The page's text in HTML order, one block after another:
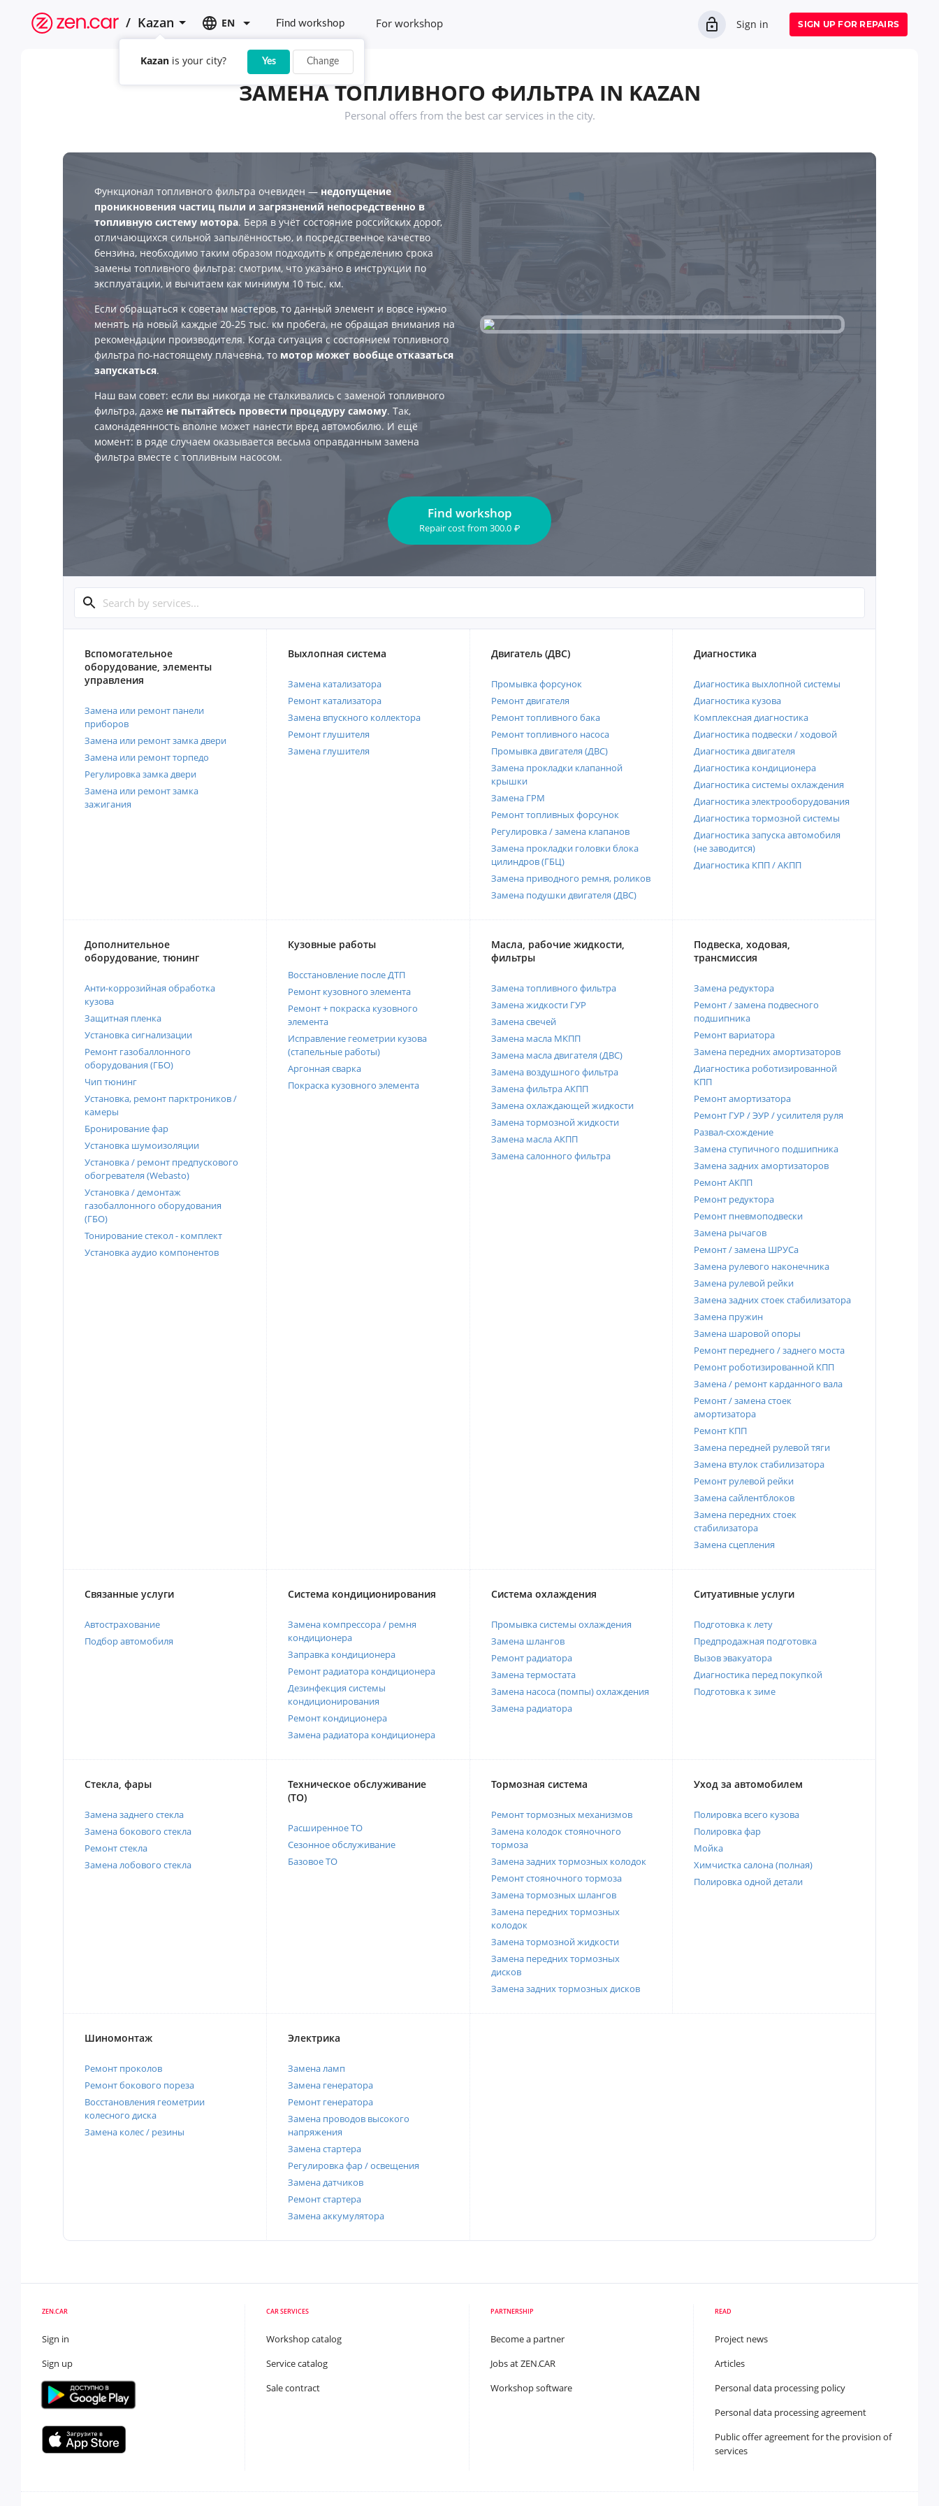
/ Kazan
Kazan is your city? Yes Change
EN Find workshop For workshop Sign in SIGN UP FOR REPAIRS
ЗАМЕНА ТОПЛИВНОГО ФИЛЬТРА IN KAZAN
Personal offers from the best car services in the city.
Функционал топливного фильтра очевиден — недопущение
проникновения частиц пыли и загрязнений непосредственно в
топливную систему мотора. Беря в учёт состояние российских дорог,
отличающихся сильной запылённостью, и посредственное качество
бензина, необходимо таким образом подходить к определению срока
замены топливного фильтра: смотрим, что указано в инструкции по
эксплуатации, и вычитаем как минимум 10 тыс. км.
Если обращаться к советам мастеров, то данный элемент и вовсе нужно
менять на новый каждые 20-25 тыс. км пробега, не обращая внимания на
рекомендации производителя. Когда ситуация с состоянием топливного
фильтра по-настоящему плачевна, то мотор может вообще отказаться
запускаться.
Наш вам совет: если вы никогда не сталкивались с заменой топливного
фильтра, даже не пытайтесь провести процедуру самому. Так,
самонадеянность вполне может нанести вред автомобилю. И ещё
момент: в ряде случаем оказывается весьма оправданным замена
фильтра вместе с топливным насосом.
Find workshop
Repair costfrom 300.0 ₽
Вспомогательное
оборудование, элементы
управления
Замена или ремонт панели
приборов
Замена или ремонт замка двери
Замена или ремонт торпедо
Регулировка замка двери
Замена или ремонт замка
зажигания
Выхлопная система
Замена катализатора
Ремонт катализатора
Замена впускного коллектора
Ремонт глушителя
Замена глушителя
Двигатель (ДВС)
Промывка форсунок
Ремонт двигателя
Ремонт топливного бака
Ремонт топливного насоса
Промывка двигателя (ДВС)
Замена прокладки клапанной
крышки
Замена ГРМ
Ремонт топливных форсунок
Регулировка / замена клапанов
Замена прокладки головки блока
цилиндров (ГБЦ)
Замена приводного ремня, роликов
Замена подушки двигателя (ДВС)
Диагностика
Диагностика выхлопной системы
Диагностика кузова
Комплексная диагностика
Диагностика подвески / ходовой
Диагностика двигателя
Диагностика кондиционера
Диагностика системы охлаждения
Диагностика электрооборудования
Диагностика тормозной системы
Диагностика запуска автомобиля
(не заводится)
Диагностика КПП / АКПП
Дополнительное
оборудование, тюнинг
Анти-коррозийная обработка
кузова
Защитная пленка
Установка сигнализации
Ремонт газобаллонного
оборудования (ГБО)
Чип тюнинг
Установка, ремонт парктроников /
камеры
Бронирование фар
Установка шумоизоляции
Установка / ремонт предпускового
обогревателя (Webasto)
Установка / демонтаж
газобаллонного оборудования
(ГБО)
Тонирование стекол - комплект
Установка аудио компонентов
Кузовные работы
Восстановление после ДТП
Ремонт кузовного элемента
Ремонт + покраска кузовного
элемента
Исправление геометрии кузова
(стапельные работы)
Аргонная сварка
Покраска кузовного элемента
Масла, рабочие жидкости,
фильтры
Замена топливного фильтра
Замена жидкости ГУР
Замена свечей
Замена масла МКПП
Замена масла двигателя (ДВС)
Замена воздушного фильтра
Замена фильтра АКПП
Замена охлаждающей жидкости
Замена тормозной жидкости
Замена масла АКПП
Замена салонного фильтра
Подвеска, ходовая,
трансмиссия
Замена редуктора
Ремонт / замена подвесного
подшипника
Ремонт вариатора
Замена передних амортизаторов
Диагностика роботизированной
КПП
Ремонт амортизатора
Ремонт ГУР / ЭУР / усилителя руля
Развал-схождение
Замена ступичного подшипника
Замена задних амортизаторов
Ремонт АКПП
Ремонт редуктора
Ремонт пневмоподвески
Замена рычагов
Ремонт / замена ШРУСа
Замена рулевого наконечника
Замена рулевой рейки
Замена задних стоек стабилизатора
Замена пружин
Замена шаровой опоры
Ремонт переднего / заднего моста
Ремонт роботизированной КПП
Замена / ремонт карданного вала
Ремонт / замена стоек
амортизатора
Ремонт КПП
Замена передней рулевой тяги
Замена втулок стабилизатора
Ремонт рулевой рейки
Замена сайлентблоков
Замена передних стоек
стабилизатора
Замена сцепления
Связанные услуги
Автострахование
Подбор автомобиля
Система кондиционирования
Замена компрессора / ремня
кондиционера
Заправка кондиционера
Ремонт радиатора кондиционера
Дезинфекция системы
кондиционирования
Ремонт кондиционера
Замена радиатора кондиционера
Система охлаждения
Промывка системы охлаждения
Замена шлангов
Ремонт радиатора
Замена термостата
Замена насоса (помпы) охлаждения
Замена радиатора
Ситуативные услуги
Подготовка к лету
Предпродажная подготовка
Вызов эвакуатора
Диагностика перед покупкой
Подготовка к зиме
Стекла, фары
Замена заднего стекла
Замена бокового стекла
Ремонт стекла
Замена лобового стекла
Техническое обслуживание
(ТО)
Расширенное ТО
Сезонное обслуживание
Базовое ТО
Тормозная система
Ремонт тормозных механизмов
Замена колодок стояночного
тормоза
Замена задних тормозных колодок
Ремонт стояночного тормоза
Замена тормозных шлангов
Замена передних тормозных
колодок
Замена тормозной жидкости
Замена передних тормозных
дисков
Замена задних тормозных дисков
Уход за автомобилем
Полировка всего кузова
Полировка фар
Мойка
Химчистка салона (полная)
Полировка одной детали
Шиномонтаж
Ремонт проколов
Ремонт бокового пореза
Восстановления геометрии
колесного диска
Замена колес / резины
Электрика
Замена ламп
Замена генератора
Ремонт генератора
Замена проводов высокого
напряжения
Замена стартера
Регулировка фар / освещения
Замена датчиков
Ремонт стартера
Замена аккумулятора
ZEN.CAR
Sign in
Sign up
CAR SERVICES
Workshop catalog
Service catalog
Sale contract
PARTNERSHIP
Become a partner
Jobs at ZEN.CAR
Workshop software
READ
Project news
Articles
Personal data processing policy
Personal data processing agreement
Public offer agreement for the provision of
services